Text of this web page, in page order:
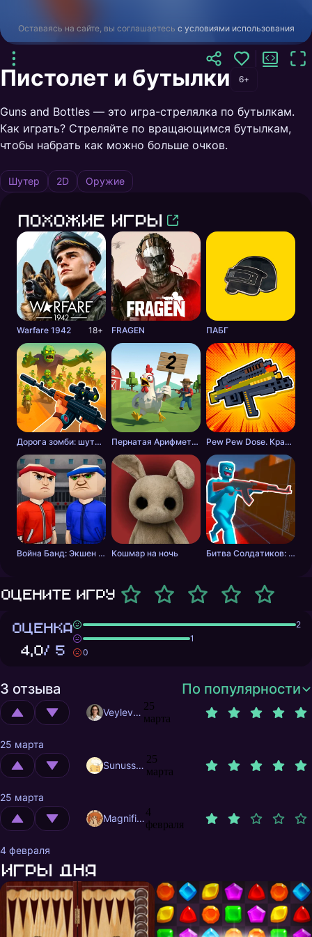
Оставаясь на сайте, вы соглашаетесь с условиями использования
Пистолет и бутылки 6+
Guns and Bottles — это игра-стрелялка по бутылкам.
Как играть? Стреляйте по вращающимся бутылкам,
чтобы набрать как можно больше очков.
Шутер 2D Оружие
Похожие игры
Warfare 1942 18+ FRAGEN ПАБГ
Дорога зомби: шутер с разрушениями Пернатая Арифметика Pew Pew Dose. Крафт оружия
Война Банд: Экшен шутер Кошмар на ночь Битва Солдатиков: Красные против Синих
Оцените игру
ОЦЕНКА
4,0/ 5
2
1
0
3 отзыва По популярности
Veylevas
25
марта
25 марта
Sunusstex
25
марта
25 марта
MagnificentMrFox
4
февраля
4 февраля
Игры дня